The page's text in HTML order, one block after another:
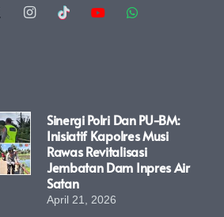
Sinergi Polri Dan PU-BM:
Inisiatif Kapolres Musi
Rawas Revitalisasi
Jembatan Dam Inpres Air
Satan
April 21, 2026